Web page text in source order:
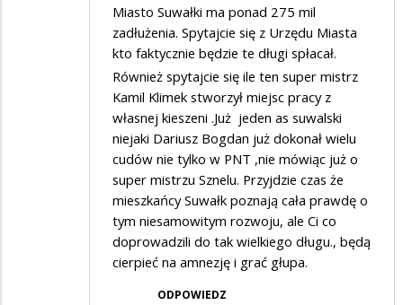
Miasto Suwałki ma ponad 275 mil
zadłużenia. Spytajcie się z Urzędu Miasta
kto faktycznie będzie te długi spłacał.
Również spytajcie się ile ten super mistrz
Kamil Klimek stworzył miejsc pracy z
własnej kieszeni .Już jeden as suwalski
niejaki Dariusz Bogdan już dokonał wielu
cudów nie tylko w PNT ,nie mówiąc już o
super mistrzu Sznelu. Przyjdzie czas że
mieszkańcy Suwałk poznają cała prawdę o
tym niesamowitym rozwoju, ale Ci co
doprowadzili do tak wielkiego długu., będą
cierpieć na amnezję i grać głupa.
ODPOWIEDZ